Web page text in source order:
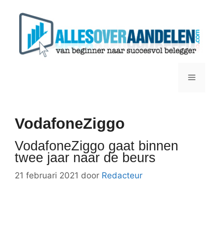
Menu
VodafoneZiggo
VodafoneZiggo gaat binnen
twee jaar naar de beurs
21 februari 2021 door Redacteur